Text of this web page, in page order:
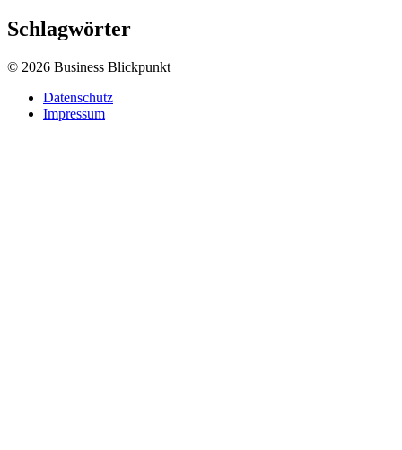
Schlagwörter
© 2026 Business Blickpunkt
Datenschutz
Impressum